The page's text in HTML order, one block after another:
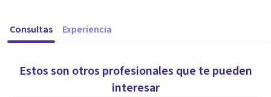
Consultas Experiencia
Estos son otros profesionales que te pueden
interesar